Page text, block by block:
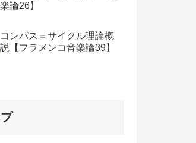
楽論26】
コンパス＝サイクル理論概
説【フラメンコ音楽論39】